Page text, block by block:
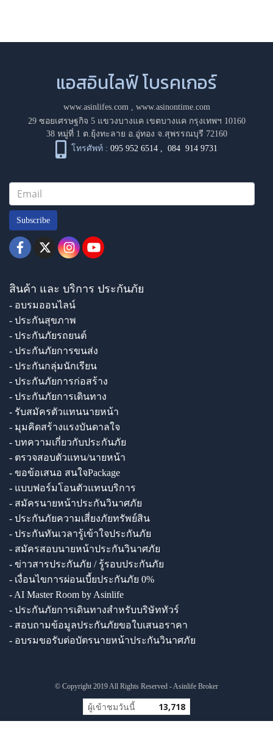
แอสอินไลฟ์ โบรคเกอร์
www.asinlifes.com, www.asinontime.com
29 ซอยเศรษฐกิจ 5 แขวงบางแค เขตบางแค กรุงเทพฯ 10160
38 หมู่ที่ 1 ต.ยุ้งทะลาย อ.อู่ทอง จ.สุพรรณบุรี 72160
โทรศัพท์ : 095 952 6514 ,084 914 9731
Subscribe
สินค้า และ บริการ ประกันภัย
- อบรมออนไลน์
- ประกันสุขภาพ
- ประกันภัยรถยนต์
- ประกันภัยการขนส่ง
- ประกันกลุ่มนักเรียน
- ประกันภัยการก่อสร้าง
- ประกันภัยการเดินทาง
- รับสมัครตัวแทนนายหน้า
- มุมคิดสร้างแรงบันดาลใจ
- บทความเกี่ยวกับประกันภัย
- ตรวจสอบตัวแทน/นายหน้า
- ขอข้อเสนอ สนใจPackage
- แบบฟอร์มโอนตัวแทนบริการ
- สมัครนายหน้าประกันวินาศภัย
- ประกันภัยความเสี่ยงภัยทรัพย์สิน
- ประกันทันเวลารู้เข้าใจประกันภัย
- สมัครสอบนายหน้าประกันวินาศภัย
- ข่าวสารประกันภัย / รู้รอบประกันภัย
- เงื่อนไขการผ่อนเบี้ยประกันภัย 0%
- AI Master Room by Asinlife
- ประกันภัยการเดินทางสำหรับบริษัททัวร์
- สอบถามข้อมูลประกันภัยขอใบเสนอราคา
- อบรมขอรับต่อบัตรนายหน้าประกันวินาศภัย
© Copyright 2019 All Rights Reserved - Asinlife Broker
ผู้เข้าชมวันนี้ 13,718